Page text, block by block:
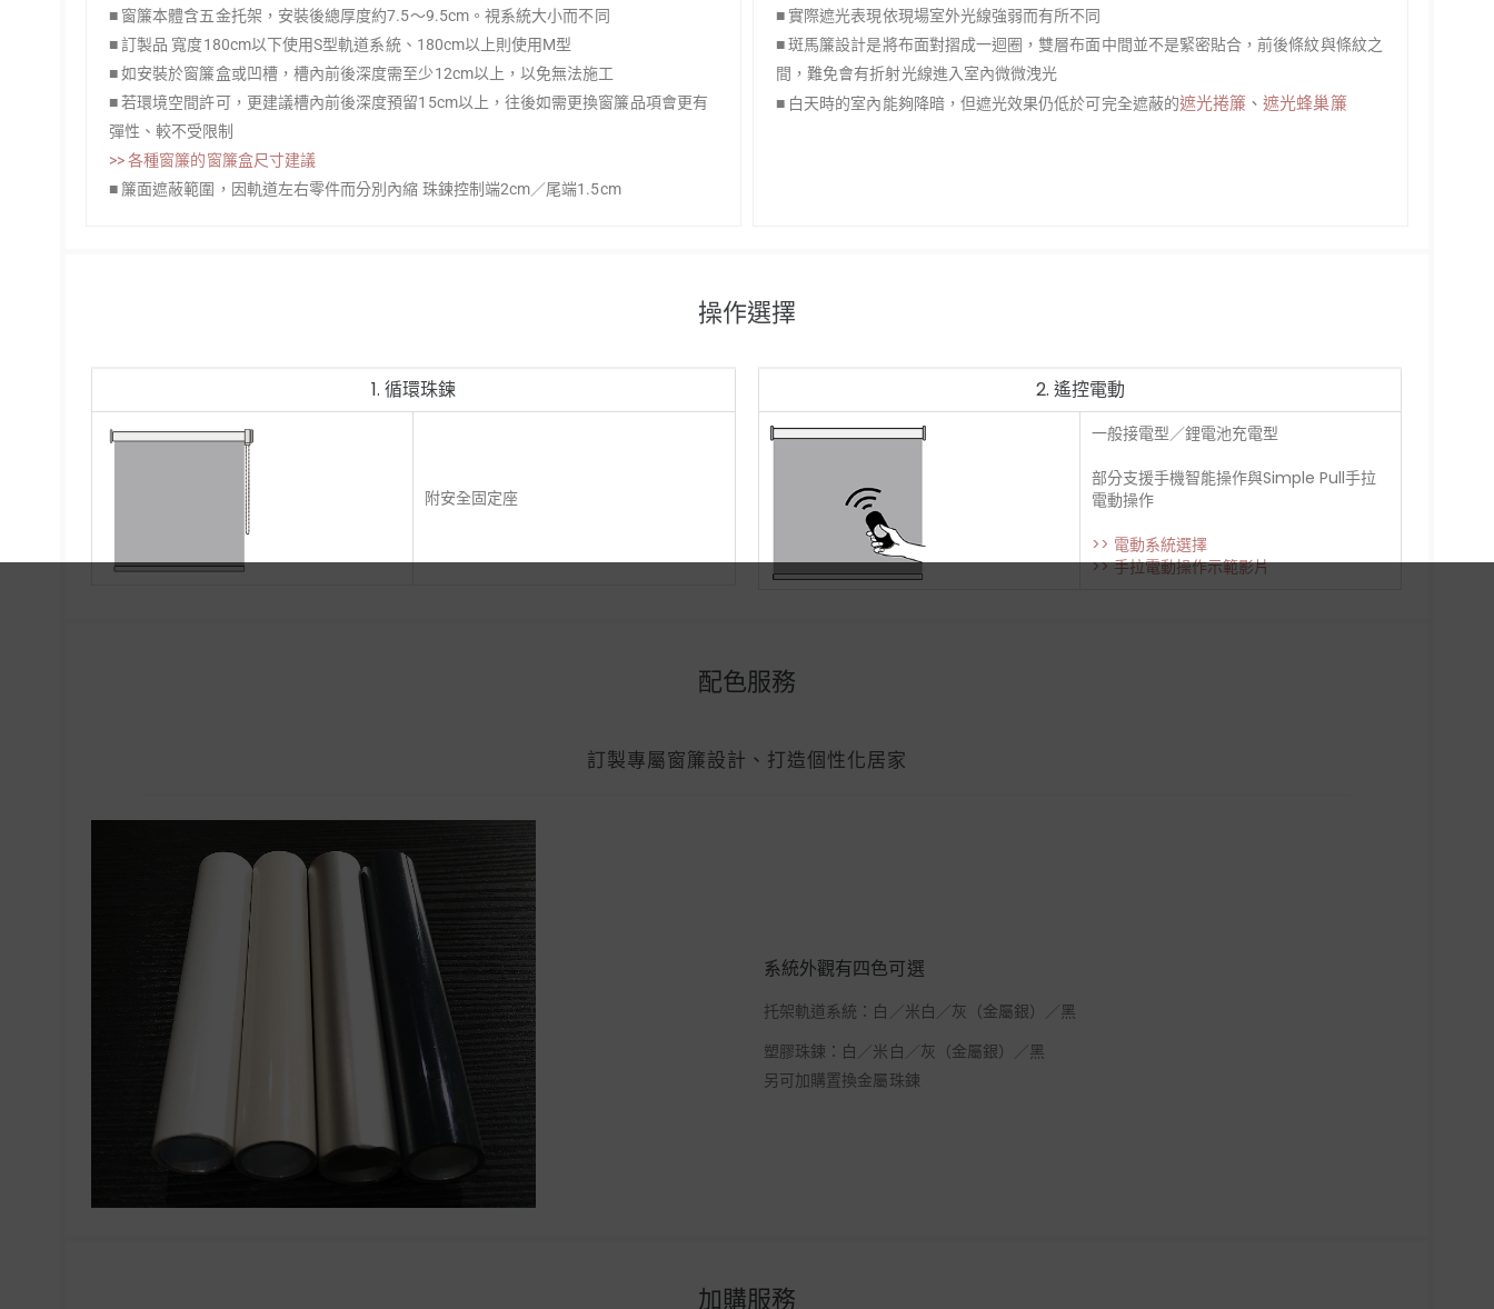
■ 窗簾本體含五金托架，安裝後總厚度約7.5～9.5cm。視系統大小而不同
■ 訂製品 寬度180cm以下使用S型軌道系統、180cm以上則使用M型
■ 如安裝於窗簾盒或凹槽，槽內前後深度需至少12cm以上，以免無法施工
■ 若環境空間許可，更建議槽內前後深度預留15cm以上，往後如需更換窗簾品項會更有
彈性、較不受限制
>> 各種窗簾的窗簾盒尺寸建議
■ 簾面遮蔽範圍，因軌道左右零件而分別內縮 珠鍊控制端2cm／尾端1.5cm
■ 實際遮光表現依現場室外光線強弱而有所不同
■ 斑馬簾設計是將布面對摺成一迴圈，雙層布面中間並不是緊密貼合，前後條紋與條紋之
間，難免會有折射光線進入室內微微洩光
■ 白天時的室內能夠降暗，但遮光效果仍低於可完全遮蔽的遮光捲簾 、遮光蜂巢簾
操作選擇
1. 循環珠鍊
附安全固定座
2. 遙控電動
一般接電型／鋰電池充電型
部分支援手機智能操作與Simple Pull手拉
電動操作
>> 電動系統選擇
>> 手拉電動操作示範影片
配色服務
訂製專屬窗簾設計、打造個性化居家
系統外觀有四色可選
托架軌道系統：白／米白／灰（金屬銀）／黑
塑膠珠鍊：白／米白／灰（金屬銀）／黑
另可加購置換金屬珠鍊
加購服務